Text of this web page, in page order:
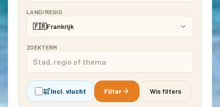
LAND/REGIO
🇫🇷Frankrijk
ZOEKTERM
Incl. vlucht Filter Wis filters